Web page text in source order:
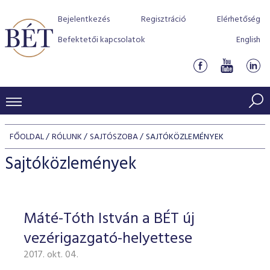
Bejelentkezés Regisztráció
Elérhetőség
Befektetői kapcsolatok
English
KERESKEDÉSI ADATOK
INDEXEK
Jelzáloglevél indexek
Vállalati kötvény indexek
Azonnali Piac
Részvények
Származékos piac
BEFEKTETŐK
Részvény szekció
Hitelpapír szekció
BÉT szabályzatok
Befektetővédelem
Alkalmazott díjstruktúra
Elszámolás
Részvény és vállalati kötvény tőzsdei bevezetését
program
BÉT Xtend - Részvénypiac egyszerűen
TŐZSDETAGOK
Tőzsdetagok, üzletkötők
VENDOROK
FŐOLDAL RÓLUNK SAJTÓSZOBA SAJTÓKÖZLEMÉNYEK
Sajtóközlemények
Máté-Tóth István a BÉT új
vezérigazgató-helyettese
2017. okt. 04.